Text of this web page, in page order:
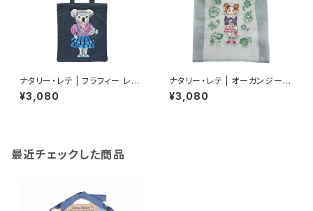
ナタリー・レテ | フラフィー レク
タングル トートバッグ コアラ | Fl
uffy Rectangle tote bag K
¥3,080
ナタリー・レテ | オーガンジーバ
ッグ | Organdy Bag Dog
¥3,080
最近チェックした商品